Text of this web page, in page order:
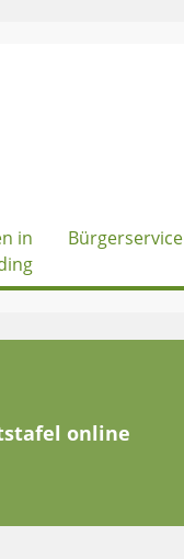
in
Bürgerservice
online